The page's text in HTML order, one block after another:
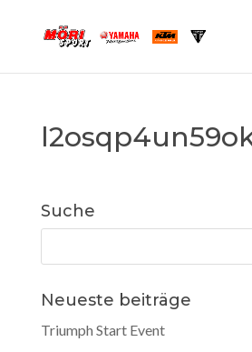
Suche
Neueste beiträge
Triumph Start Event